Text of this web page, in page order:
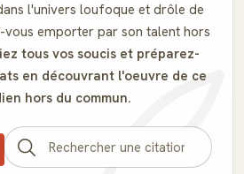
l'univers loufoque et drôle de
vous emporter par son talent hors
tous vos soucis et préparez-
en découvrant l'oeuvre de ce
hors du commun.